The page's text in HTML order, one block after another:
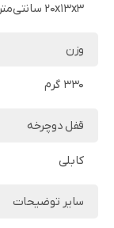
20x13x3 سانتی‌متر
وزن
330 گرم
قفل دوچرخه
کابلی
سایر توضیحات